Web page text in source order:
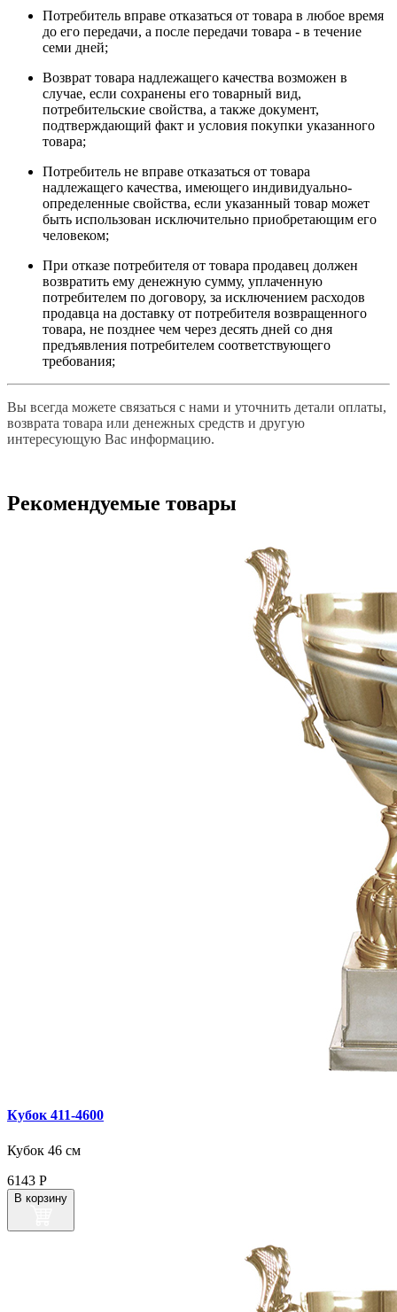
Потребитель вправе отказаться от товара в любое время
до его передачи, а после передачи товара - в течение
семи дней;
Возврат товара надлежащего качества возможен в
случае, если сохранены его товарный вид,
потребительские свойства, а также документ,
подтверждающий факт и условия покупки указанного
товара;
Потребитель не вправе отказаться от товара
надлежащего качества, имеющего индивидуально-
определенные свойства, если указанный товар может
быть использован исключительно приобретающим его
человеком;
При отказе потребителя от товара продавец должен
возвратить ему денежную сумму, уплаченную
потребителем по договору, за исключением расходов
продавца на доставку от потребителя возвращенного
товара, не позднее чем через десять дней со дня
предъявления потребителем соответствующего
требования;
Вы всегда можете связаться с нами и уточнить детали оплаты,
возврата товара или денежных средств и другую
интересующую Вас информацию.
Рекомендуемые товары
Кубок 411‑4600
Кубок 46 см
6143 Р
В корзину